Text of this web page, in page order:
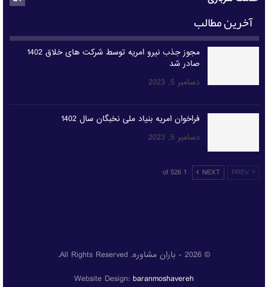
آخرین مطالب
مجوز جذب نیرو امریه توسط شرکت های خلاق 1402
صادر شد
دسامبر 5, 2023
فراخوان امریه بنیاد ملی نخبگان سال 1402
دسامبر 5, 2023
PREV
NEXT
1 of 526
© 2026 - باران مشاوره. All Rights Reserved.
Website Design: baranmoshavereh